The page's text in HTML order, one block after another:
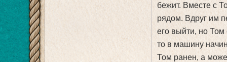
бежит. Вместе с
рядом. Вдруг им
его выйти, но Том
то в машину
Том ранен, а